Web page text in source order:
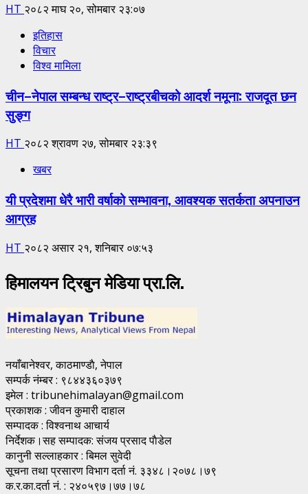
HT २०८२ माघ २०, सोमबार २३:०७
इतिहास
विचार
विश्व मामिला
चीन–नेपाल सम्बन्ध राष्ट्र–राष्ट्रबीचको आदर्श नमूना: राजदूत छन
सुङ्ग
HT २०८२ श्रावण २७, सोमबार २३:३९
खबर
यी प्रदेशमा धेरै भारी वर्षाको सम्भावना, आवश्यक सतर्कता अपनाउन
आग्रह
HT २०८२ असार २१, शनिबार ०७:५३
हिमालयन ट्रिबुन मेडिया प्रा.लि.
नयाँबानेश्वर, काठमाण्डाै, नेपाल
सम्पर्क नंम्बर : ९८४४३६०३७९
इमेल : tribunehimalayan@gmail.com
प्रकाशक : जीवन कुमारी दाहाल
सम्पादक : विश्वनाथ आचार्य
निर्देशक।सह सम्पादक: संजय प्रसाद पाैडेल
कानुनी सल्लाहकार : बिमल सुवेदी
सूचना तथा प्रसारण विभाग दर्ता नं. ३३४८।२०७८।७९
क.र.का.दर्ता नं. : २४०५९७।७७।७८